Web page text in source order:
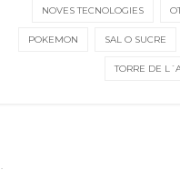
NOVES TECNOLOGIES
POKEMON SAL O SUCRE
TORRE DE
.